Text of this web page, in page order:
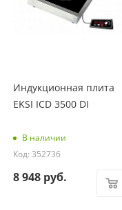
Индукционная плита
EKSI ICD 3500 DI
В наличии
Код: 352736
8 948 руб.